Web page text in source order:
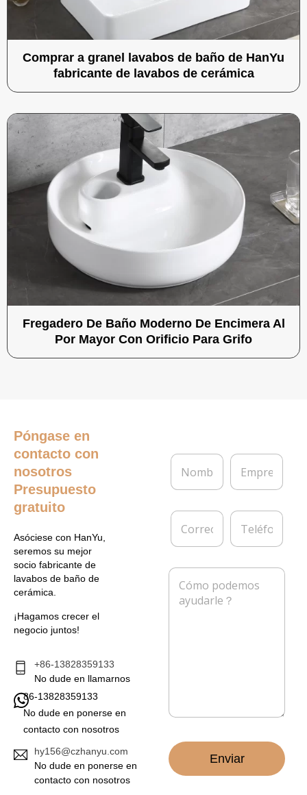
Comprar a granel lavabos de baño de HanYu
fabricante de lavabos de cerámica
Fregadero De Baño Moderno De Encimera Al
Por Mayor Con Orificio Para Grifo
Póngase en
contacto con
nosotros
Presupuesto
gratuito
Asóciese con HanYu,
seremos su mejor
socio fabricante de
lavabos de baño de
cerámica.
¡Hagamos crecer el
negocio juntos!
+86-13828359133
No dude en llamarnos
86-13828359133
No dude en ponerse en
contacto con nosotros
hy156@czhanyu.com
No dude en ponerse en
contacto con nosotros
N
m
r
E
p
e
C
r
e
c
T
l
f
o
n
M
Enviar